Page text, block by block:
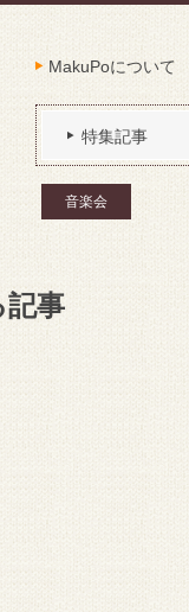
MakuPoについて
特集記事
音楽会
記事